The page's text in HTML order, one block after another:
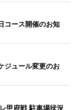
コース開催のお知
ジュール変更のお
甲府戦 駐車場状況